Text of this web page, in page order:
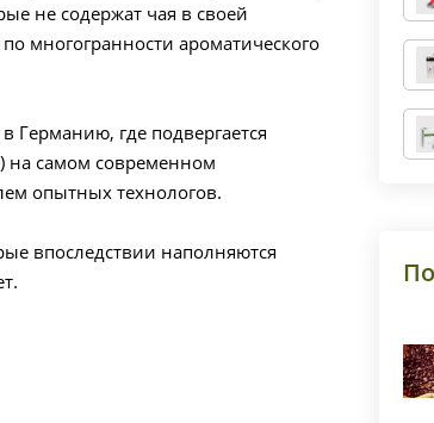
не содержат чая в своей
многогранности ароматического
Германию, где подвергается
на самом современном
опытных технологов.
впоследствии наполняются